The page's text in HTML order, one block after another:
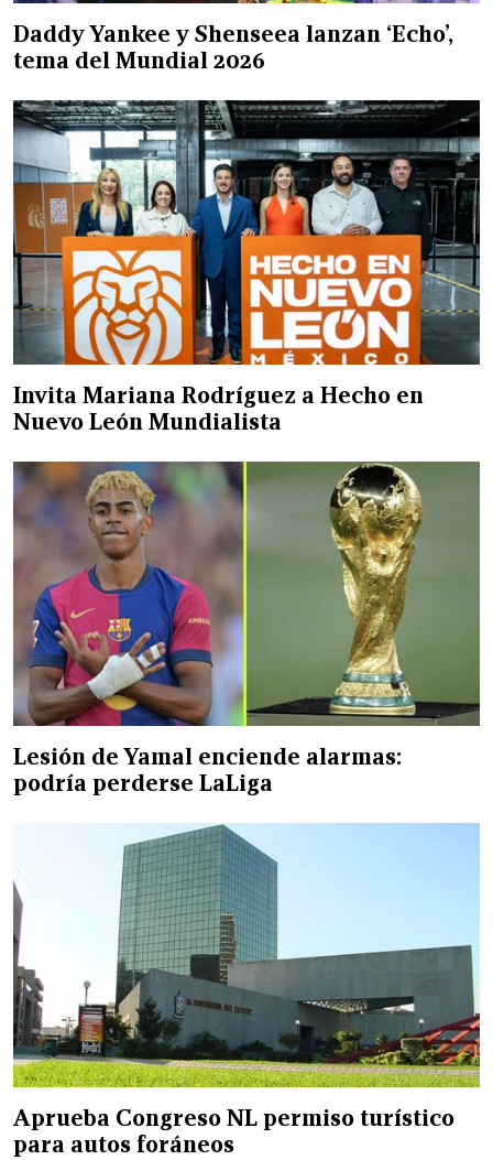
Daddy Yankee y Shenseea lanzan ‘Echo’,
tema del Mundial 2026
Invita Mariana Rodríguez a Hecho en
Nuevo León Mundialista
Lesión de Yamal enciende alarmas:
podría perderse LaLiga
Aprueba Congreso NL permiso turístico
para autos foráneos